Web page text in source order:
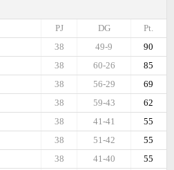
Pt.
DG
PJ
90
49-9
38
85
60-26
38
69
56-29
38
62
59-43
38
55
41-41
38
55
51-42
38
55
41-40
38